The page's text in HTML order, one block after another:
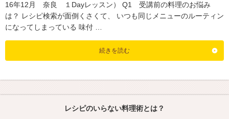
16年12月 奈良 １Dayレッスン） Q1 受講前の料理のお悩み
は？ レシピ検索が面倒くさくて、 いつも同じメニューのルーティン
になってしまっている 味付 …
続きを読む
レシピのいらない料理術とは？